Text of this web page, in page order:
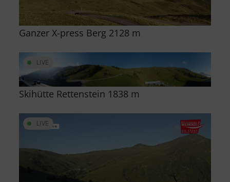
Ganzer X-press Berg 2128 m
LIVE
Skihütte Rettenstein 1838 m
LIVE